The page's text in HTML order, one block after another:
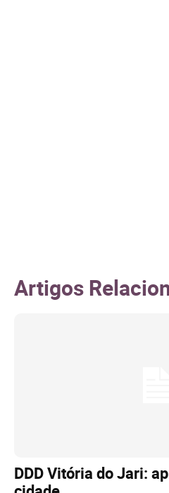
Artigos
DDD Vitória do Jari: